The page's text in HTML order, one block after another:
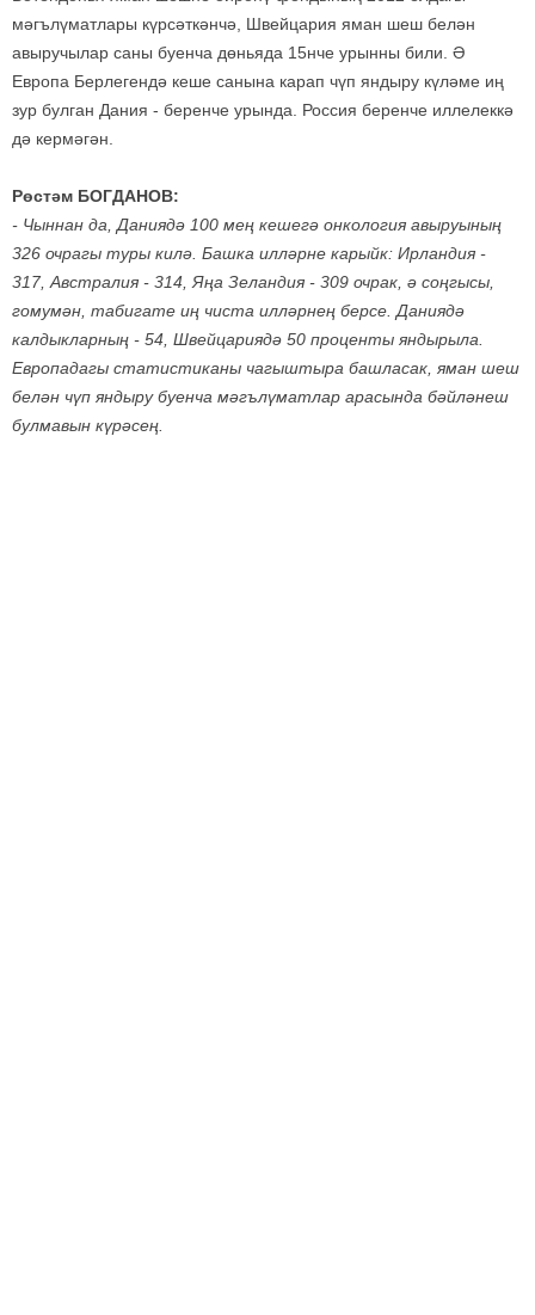
мәгълүматлары күрсәткәнчә, Швейцария яман шеш белән
авыручылар саны буенча дөньяда 15нче урынны били. Ә
Европа Берлегендә кеше санына карап чүп яндыру күләме иң
зур булган Дания - беренче урында. Россия беренче иллелеккә
дә кермәгән.
Рөстәм БОГДАНОВ:
- Чыннан да, Даниядә 100 мең кешегә онкология авыруының
326 очрагы туры килә. Башка илләрне карыйк: Ирландия -
317, Австралия - 314, Яңа Зеландия - 309 очрак, ә соңгысы,
гомумән, табигате иң чиста илләрнең берсе. Даниядә
калдыкларның - 54, Швейцариядә 50 проценты яндырыла.
Европадагы статистиканы чагыштыра башласак, яман шеш
белән чүп яндыру буенча мәгълүматлар арасында бәйләнеш
булмавын күрәсең.